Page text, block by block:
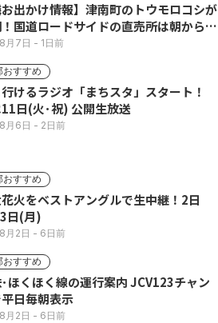
お出かけ情報】津南町のトウモロコシが
国道ロードサイドの直売所は朝から長
月7日 - 1日前
おすすめ
けるラジオ「まちスタ」スタート！
日(火･祝) 公開生放送
月6日 - 2日前
おすすめ
火をベストアングルで生中継！2日
日(月)
月2日 - 6日前
おすすめ
くほく線の運行案内 JCV123チャン
日毎朝表示
月2日 - 6日前